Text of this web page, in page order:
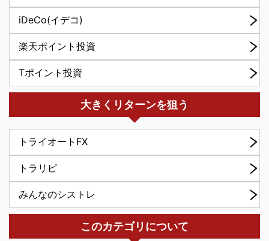
iDeCo(イデコ)
楽天ポイント投資
Tポイント投資
大きくリターンを狙う
トライオートFX
トラリピ
みんなのシストレ
このカテゴリについて